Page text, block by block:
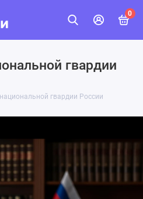
0
гвардии
гвардии России